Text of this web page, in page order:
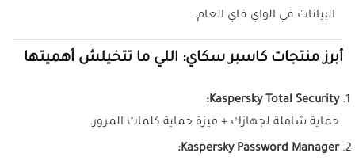
البيانات في الواي فاي العام.
أبرز منتجات كاسبر سكاي: اللي ما تتخيلش أهميتها
Kaspersky Total Security:
حماية شاملة لجهازك + ميزة حماية كلمات المرور.
Kaspersky Password Manager: